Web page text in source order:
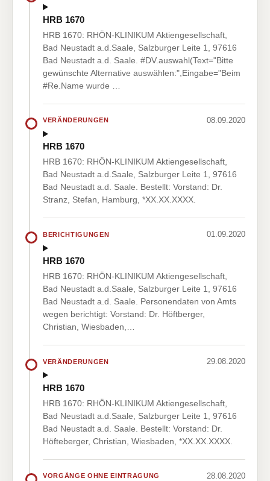
HRB 1670
HRB 1670: RHÖN-KLINIKUM Aktiengesellschaft,
Bad Neustadt a.d.Saale, Salzburger Leite 1, 97616
Bad Neustadt a.d. Saale. #DV.auswahl(Text="Bitte
gewünschte Alternative auswählen:",Eingabe="Beim
#Re.Name wurde …
VERÄNDERUNGEN 08.09.2020
HRB 1670
HRB 1670: RHÖN-KLINIKUM Aktiengesellschaft,
Bad Neustadt a.d.Saale, Salzburger Leite 1, 97616
Bad Neustadt a.d. Saale. Bestellt: Vorstand: Dr.
Stranz, Stefan, Hamburg, *XX.XX.XXXX.
BERICHTIGUNGEN 01.09.2020
HRB 1670
HRB 1670: RHÖN-KLINIKUM Aktiengesellschaft,
Bad Neustadt a.d.Saale, Salzburger Leite 1, 97616
Bad Neustadt a.d. Saale. Personendaten von Amts
wegen berichtigt: Vorstand: Dr. Höftberger,
Christian, Wiesbaden,…
VERÄNDERUNGEN 29.08.2020
HRB 1670
HRB 1670: RHÖN-KLINIKUM Aktiengesellschaft,
Bad Neustadt a.d.Saale, Salzburger Leite 1, 97616
Bad Neustadt a.d. Saale. Bestellt: Vorstand: Dr.
Höfteberger, Christian, Wiesbaden, *XX.XX.XXXX.
VORGÄNGE OHNE EINTRAGUNG 28.08.2020